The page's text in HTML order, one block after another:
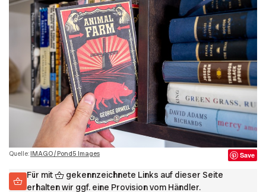
Quelle:IMAGO / Pond5 Images Save
Für mit
gekennzeichnete Links auf dieser Seite
erhalten wir ggf. eine Provision vom Händler.